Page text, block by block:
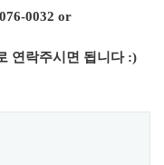
0032 or
연락주시면 됩니다 :)